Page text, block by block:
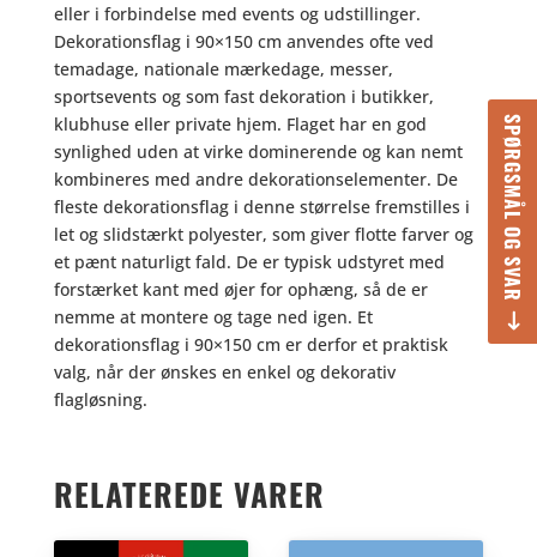
SPØRGSMÅL OG SVAR
eller i forbindelse med events og udstillinger.
Dekorationsflag i 90×150 cm anvendes ofte ved
temadage, nationale mærkedage, messer,
sportsevents og som fast dekoration i butikker,
klubhuse eller private hjem. Flaget har en god
synlighed uden at virke dominerende og kan nemt
kombineres med andre dekorationselementer. De
fleste dekorationsflag i denne størrelse fremstilles i
let og slidstærkt polyester, som giver flotte farver og
et pænt naturligt fald. De er typisk udstyret med
forstærket kant med øjer for ophæng, så de er
nemme at montere og tage ned igen. Et
dekorationsflag i 90×150 cm er derfor et praktisk
valg, når der ønskes en enkel og dekorativ
flagløsning.
RELATEREDE VARER